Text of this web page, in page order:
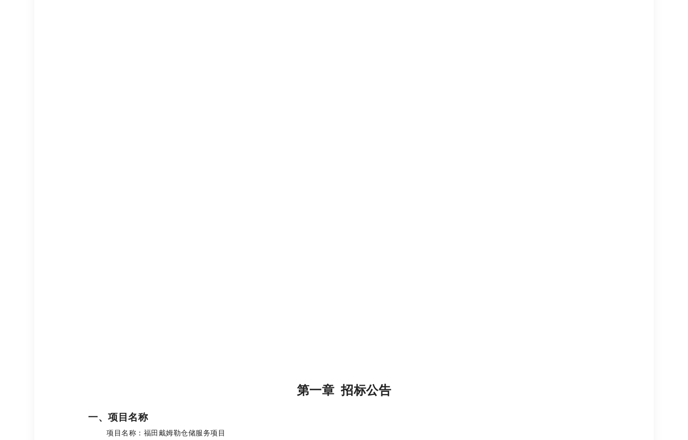
第一章 招标公告
一、项目名称
项目名称：福田戴姆勒仓储服务项目